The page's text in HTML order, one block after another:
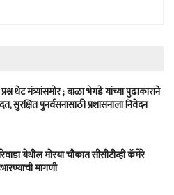
थेट मंत्र्यांसमोर ; बाळा भेगडे यांच्या पुढाकाराने
सुरक्षित पुनर्वसनासाठी प्रशासनाला निवेदन
येथील मोरया चौकात सीसीटीव्ही कॅमेरे
मागणी